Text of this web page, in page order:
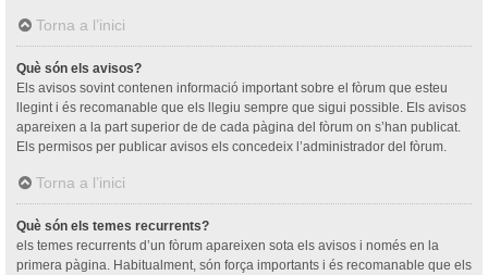
Torna a l’inici
Què són els avisos?
Els avisos sovint contenen informació important sobre el fòrum que esteu
llegint i és recomanable que els llegiu sempre que sigui possible. Els avisos
apareixen a la part superior de de cada pàgina del fòrum on s’han publicat.
Els permisos per publicar avisos els concedeix l’administrador del fòrum.
Torna a l’inici
Què són els temes recurrents?
els temes recurrents d’un fòrum apareixen sota els avisos i només en la
primera pàgina. Habitualment, són força importants i és recomanable que els